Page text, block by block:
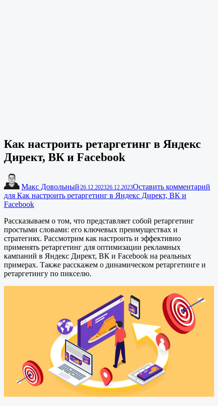
Как настроить ретаргетинг в Яндекс
Директ, ВК и Facebook
Макс Довольный|26.12.202326.12.2023Оставить комментарий
для Как настроить ретаргетинг в Яндекс Директ, ВК и
Facebook
Рассказываем о том, что представляет собой ретаргетинг
простыми словами: его ключевых преимуществах и
стратегиях. Рассмотрим как настроить и эффективно
применять ретаргетинг для оптимизации рекламных
кампаний в Яндекс Директ, ВК и Facebook на реальных
примерах. Также расскажем о динамическом ретаргетинге и
ретаргетингу по пикселю.